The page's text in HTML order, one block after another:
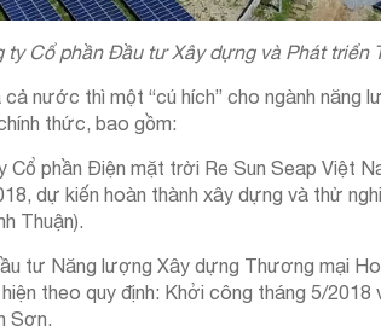
Cổ phần Đầu tư Xây dựng và Phát triển
nước thì một “cú hích” cho ngành
thức, bao gồm:
phần Điện mặt trời Re Sun Seap Việt
dự kiến hoàn thành xây dựng và thử
Thuận).
tư Năng lượng Xây dựng Thương mại
theo quy định: Khởi công tháng 5/2018
Sơn.